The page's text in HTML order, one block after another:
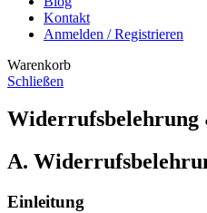
Kontakt
Anmelden / Registrieren
Warenkorb
Schließen
A.
Einleitung